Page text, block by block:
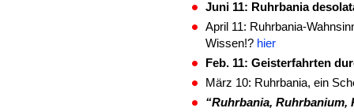
Juni 11: Ruhrbania
April 11: Ruhrbania-
Wissen!? hier
Feb. 11: Geisterfahrten
März 10: Ruhrbania, ein
“Ruhrbania,